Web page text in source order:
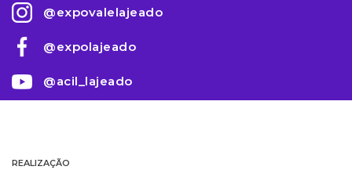
@expovalelajeado
@expolajeado
@acil_lajeado
REALIZAÇÃO